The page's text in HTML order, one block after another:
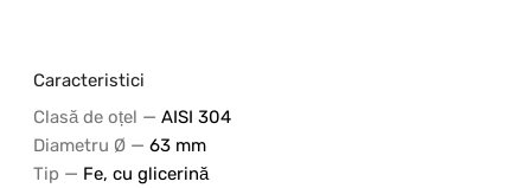
Caracteristici
Clasă de oțel — AISI 304
Diametru Ø — 63 mm
Tip — Fe, cu glicerină